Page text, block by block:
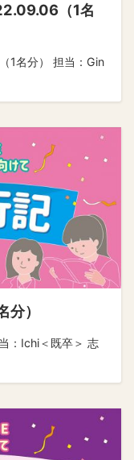
（1名
1名分） 担当：Gin
）
：Ichi＜既卒＞ 志